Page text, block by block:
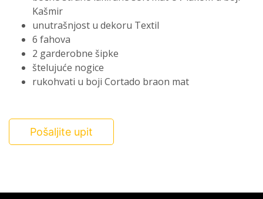
Kašmir
unutrašnjost u dekoru Textil
6 fahova
2 garderobne šipke
štelujuće nogice
rukohvati u boji Cortado braon mat
Pošaljite upit